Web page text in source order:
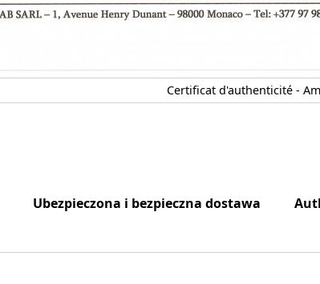
Certificat d'authenticité -
Ubezpieczona i bezpieczna dostawa